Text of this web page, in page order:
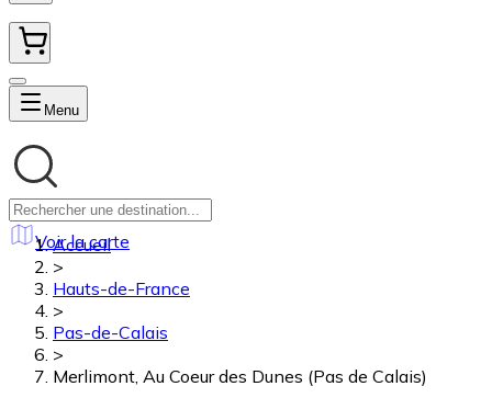
Menu
Voir la carte
Accueil
>
Hauts-de-France
>
Pas-de-Calais
>
Merlimont, Au Coeur des Dunes (Pas de Calais)